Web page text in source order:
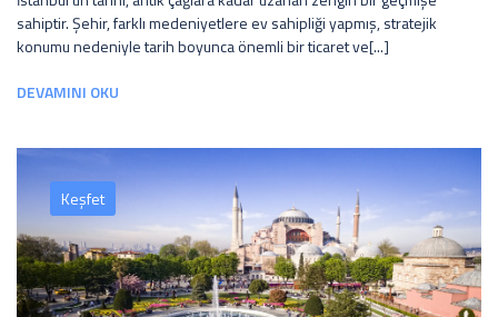
sahiptir. Şehir, farklı medeniyetlere ev sahipliği yapmış, stratejik
konumu nedeniyle tarih boyunca önemli bir ticaret ve[...]
DEVAMINI OKU
Keşfet